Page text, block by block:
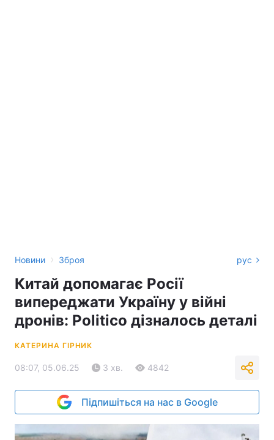
Новини › Зброя рус
Китай допомагає Росії
випереджати Україну у війні
дронів: Politico дізналось деталі
КАТЕРИНА ГІРНИК
08:07, 05.06.25 3 хв. 4842
Підпишіться на нас в Google